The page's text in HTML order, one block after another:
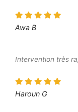
Awa B
Intervention très
Haroun G